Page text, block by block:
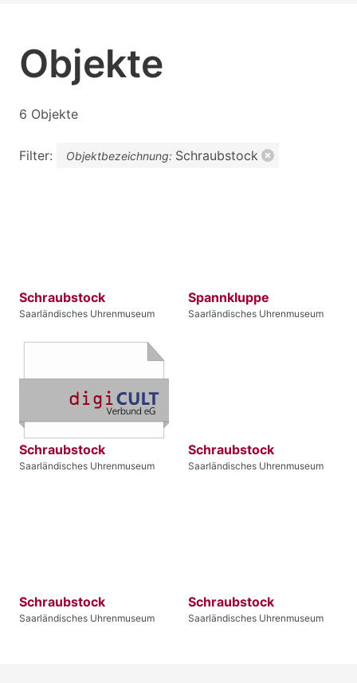
Objekte
6 Objekte
Filter: Objektbezeichnung: Schraubstock
Schraubstock
Saarländisches Uhrenmuseum
Spannkluppe
Saarländisches Uhrenmuseum
Schraubstock
Saarländisches Uhrenmuseum
Schraubstock
Saarländisches Uhrenmuseum
Schraubstock
Saarländisches Uhrenmuseum
Schraubstock
Saarländisches Uhrenmuseum